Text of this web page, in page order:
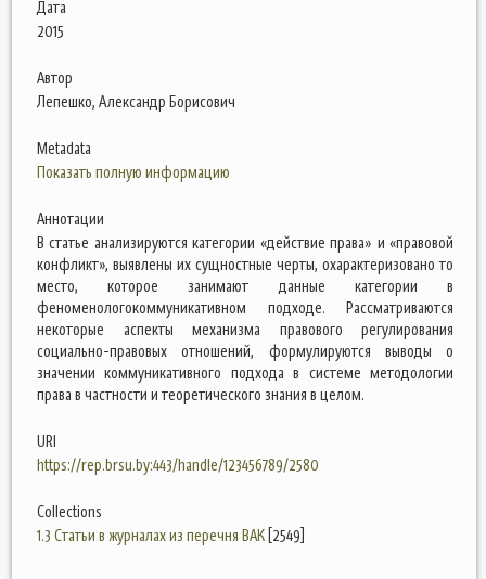
Дата
2015
Автор
Лепешко, Александр Борисович
Metadata
Показать полную информацию
Аннотации
В статье анализируются категории «действие права» и «правовой
конфликт», выявлены их сущностные черты, охарактеризовано то
место, которое занимают данные категории в
феноменологокоммуникативном подходе. Рассматриваются
некоторые аспекты механизма правового регулирования
социально-правовых отношений, формулируются выводы о
значении коммуникативного подхода в системе методологии
права в частности и теоретического знания в целом.
URI
https://rep.brsu.by:443/handle/123456789/2580
Collections
1.3 Статьи в журналах из перечня ВАК [2549]